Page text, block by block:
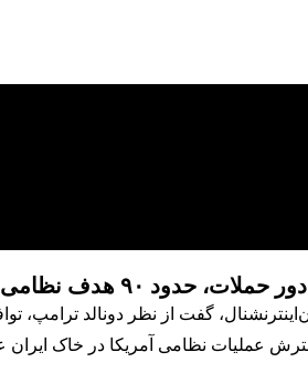
نظامی را در ایران هدف قرار داد
گفت از نظر دونالد ترامپ،
عملیات نظامی آمریکا در خاک ایران